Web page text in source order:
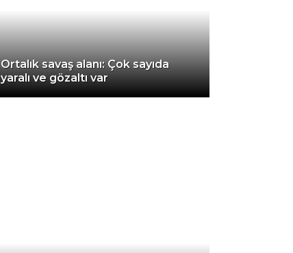
Magazin
Politika
Dünya
Ortalık savaş alanı: Çok sayıda
yaralı ve gözaltı var